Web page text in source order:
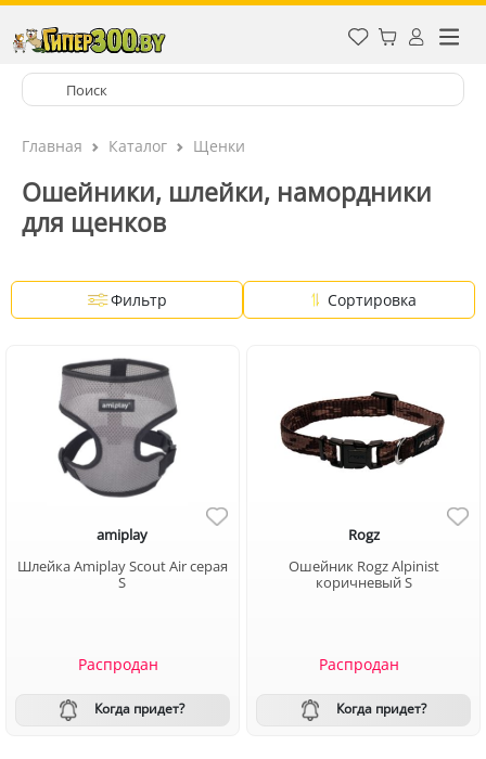
Главная Каталог Щенки
Ошейники, шлейки, намордники
для щенков
Фильтр Сортировка
amiplay
Шлейка Amiplay Scout Air серая
S
Распродан
Когда придет?
Rogz
Ошейник Rogz Alpinist
коричневый S
Распродан
Когда придет?